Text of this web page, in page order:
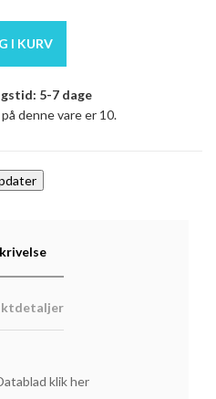
I KURV
5-7 dage
denne vare er 10.
klik her